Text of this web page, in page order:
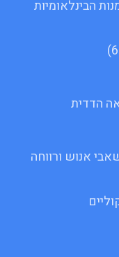
הבינלאומיות
אנוש ורווחה